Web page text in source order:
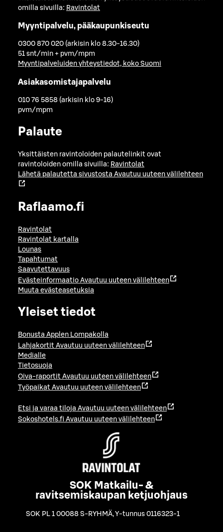
omilla sivuilla: Ravintolat
Myyntipalvelu, pääkaupunkiseutu
0300 870 020 (arkisin klo 8.30-16.30)
51 snt/min + pvm/mpm
Myyntipalveluiden yhteystiedot, koko Suomi
Asiakasomistajapalvelu
010 76 5858 (arkisin klo 9-16)
pvm/mpm
Palaute
Yksittäisten ravintoloiden palautelinkit ovat
ravintoloiden omilla sivuilla: Ravintolat
Lähetä palautetta sivustosta Avautuu uuteen välilehteen
Raflaamo.fi
Ravintolat
Ravintolat kartalla
Lounas
Tapahtumat
Saavutettavuus
Evästeinformaatio Avautuu uuteen välilehteen
Muuta evästeasetuksia
Yleiset tiedot
Bonusta Applen Lompakolla
Lahjakortit Avautuu uuteen välilehteen
Medialle
Tietosuoja
Oiva-raportit Avautuu uuteen välilehteen
Työpaikat Avautuu uuteen välilehteen
Etsi ja varaa tiloja Avautuu uuteen välilehteen
Sokoshotels.fi Avautuu uuteen välilehteen
SOK Matkailu- &
ravitsemiskaupan ketjuohjaus
SOK PL 1 00088 S-RYHMÄ,Y-tunnus 0116323-1